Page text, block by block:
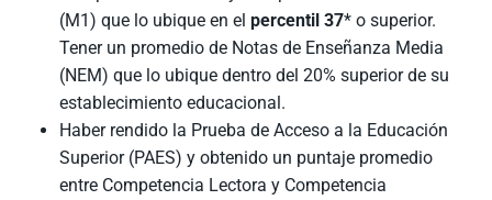
(M1) que lo ubique en elpercentil 37* o superior.
Tener un promedio de Notas de Enseñanza Media
(NEM) que lo ubique dentro del 20% superior de su
establecimiento educacional.
Haber rendido la Prueba de Acceso a la Educación
Superior (PAES) y obtenido un puntaje promedio
entre Competencia Lectora y Competencia